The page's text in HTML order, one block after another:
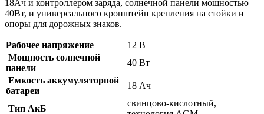
18Ач и контроллером заряда, солнечной панели мощностью
40Вт, и универсального кронштейн крепления на стойки и
опоры для дорожных знаков.
Рабочее напряжение
12 В
Мощность солнечной
панели
40 Вт
Емкость аккумуляторной
батареи
18 Ач
Тип АкБ
свинцово-кислотный,